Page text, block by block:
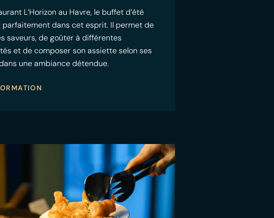
L’Horizon au Havre, le buffet d’été
parfaitement dans cet esprit. Il permet de
saveurs, de goûter à différentes
et de composer son assiette selon ses
une ambiance détendue.